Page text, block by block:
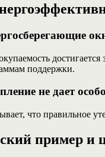
поддержки.
не дает
что правильное
пример и